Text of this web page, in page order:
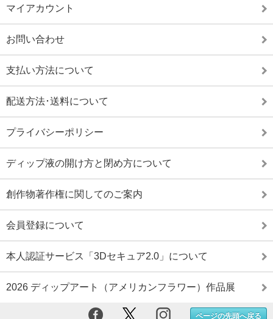
マイアカウント
お問い合わせ
支払い方法について
配送方法･送料について
プライバシーポリシー
ディップ液の開け方と閉め方について
創作物著作権に関してのご案内
会員登録について
本人認証サービス「3Dセキュア2.0」について
2026 ディップアート（アメリカンフラワー）作品展
ページの先頭へ戻る